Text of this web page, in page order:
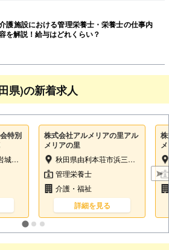
護施設における管理栄養士・栄養士の仕事内
を解説！給与はどれくらい？
県)の新着求人
特別
秋田県由利本荘市岩城内道川字上山134
株式会社アルメリアの里アル
メリアの里
秋田県由利本荘市浜三川字西大台137-18
管理栄養士
介護・福祉
詳細を見る